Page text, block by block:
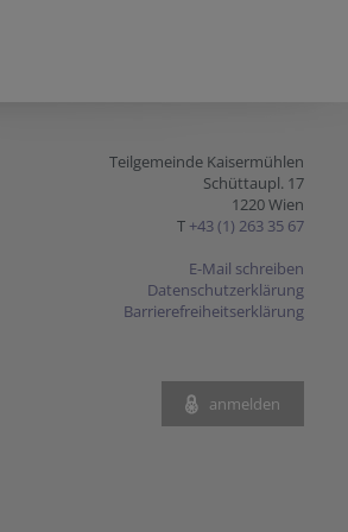
Teilgemeinde Kaisermühlen
Schüttaupl. 17
1220 Wien
T +43 (1) 263 35 67
E-Mail schreiben
Datenschutzerklärung
Barrierefreiheitserklärung
anmelden